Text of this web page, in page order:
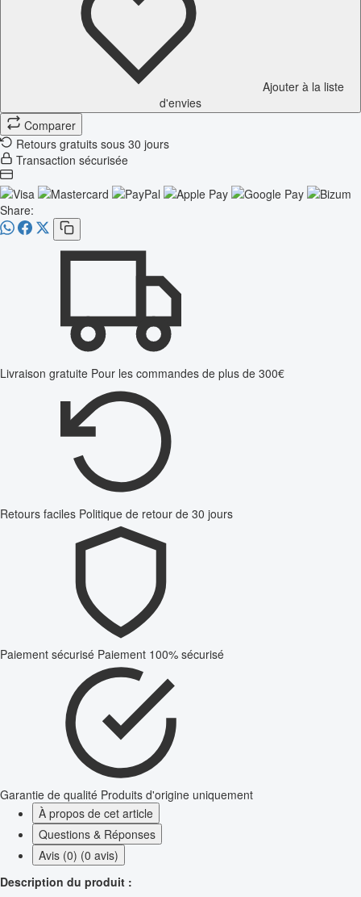
Ajouter à la liste
d'envies
Comparer
Retours gratuits sous 30 jours
Transaction sécurisée
Share:
Livraison gratuite Pour les commandes de plus de 300€
Retours faciles Politique de retour de 30 jours
Paiement sécurisé Paiement 100% sécurisé
Garantie de qualité Produits d'origine uniquement
À propos de cet article
Questions & Réponses
Avis (0) (0 avis)
Description du produit :